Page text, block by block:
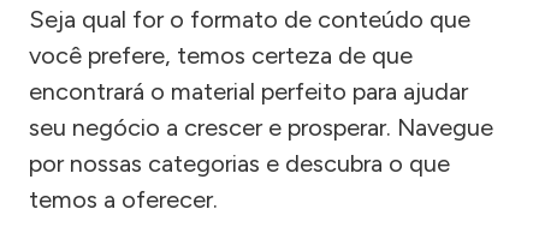
Seja qual for o formato de conteúdo que
você prefere, temos certeza de que
encontrará o material perfeito para ajudar
seu negócio a crescer e prosperar. Navegue
por nossas categorias e descubra o que
temos a oferecer.